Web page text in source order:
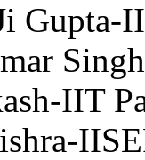
Gupta-
IIT